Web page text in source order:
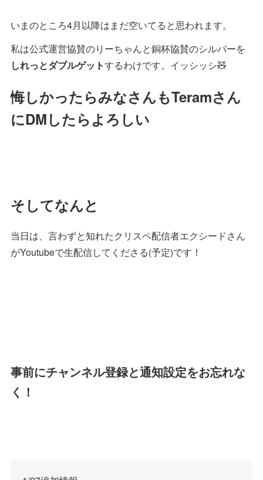
いまのところ4月以降はまだ空いてると思われます。
私は公式運営協賛のりーちゃんと銅杯協賛のシルバーを
しれっとダブルゲットするわけです。イッシッシ🧸
悔しかったらみなさんもTeramさん
にDMしたらよろしい
そしてなんと
当日は、言わずと知れたクリスペ配信者エクシードさん
がYoutubeで生配信してくださる(予定)です！
事前にチャンネル登録と通知設定をお忘れな
く！